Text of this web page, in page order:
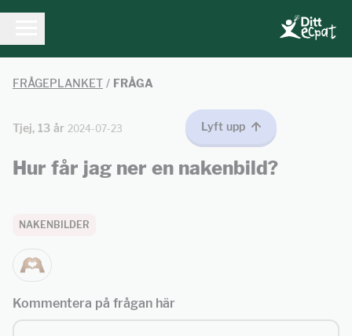
FRÅGEPLANKET / FRÅGA
Tjej, 13 år 2024-07-23 Lyft upp
Hur får jag ner en nakenbild?
NAKENBILDER
Kommentera på frågan här